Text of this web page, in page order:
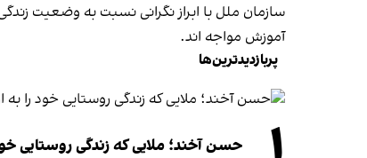
سازمان ملل با ابراز نگرانی نسبت به وضعیت
آموزش مواجه اند.
پربازدیدترین‌ها
حسن آخند؛ ملایی که زندگی روستایی